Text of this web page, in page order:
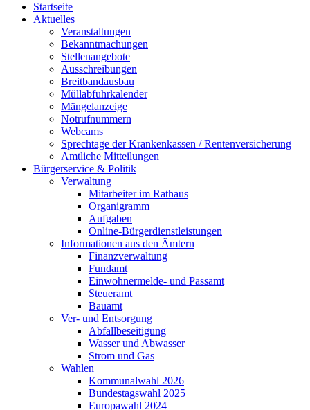
Startseite
Aktuelles
Veranstaltungen
Bekanntmachungen
Stellenangebote
Ausschreibungen
Breitbandausbau
Müllabfuhrkalender
Mängelanzeige
Notrufnummern
Webcams
Sprechtage der Krankenkassen / Rentenversicherung
Amtliche Mitteilungen
Bürgerservice & Politik
Verwaltung
Mitarbeiter im Rathaus
Organigramm
Aufgaben
Online-Bürgerdienstleistungen
Informationen aus den Ämtern
Finanzverwaltung
Fundamt
Einwohnermelde- und Passamt
Steueramt
Bauamt
Ver- und Entsorgung
Abfallbeseitigung
Wasser und Abwasser
Strom und Gas
Wahlen
Kommunalwahl 2026
Bundestagswahl 2025
Europawahl 2024